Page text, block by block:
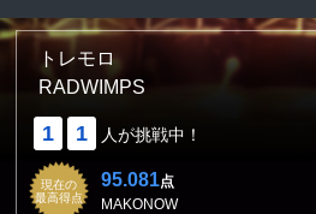
トレモロ
RADWIMPS
1 1 人が挑戦中！
現在の
最高得点
95.081点
MAKONOW